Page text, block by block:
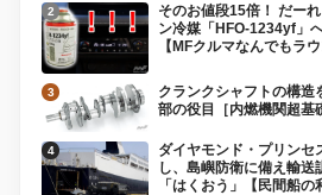
そのお値段15倍！ だー
ン冷媒「HFO-1234yf」
【MFクルマなんでもラ
クランクシャフトの構造
部の役目［内燃機関超基
ダイヤモンド・プリンセ
し、島嶼防衛に備え輸
「はくおう」【民間船の